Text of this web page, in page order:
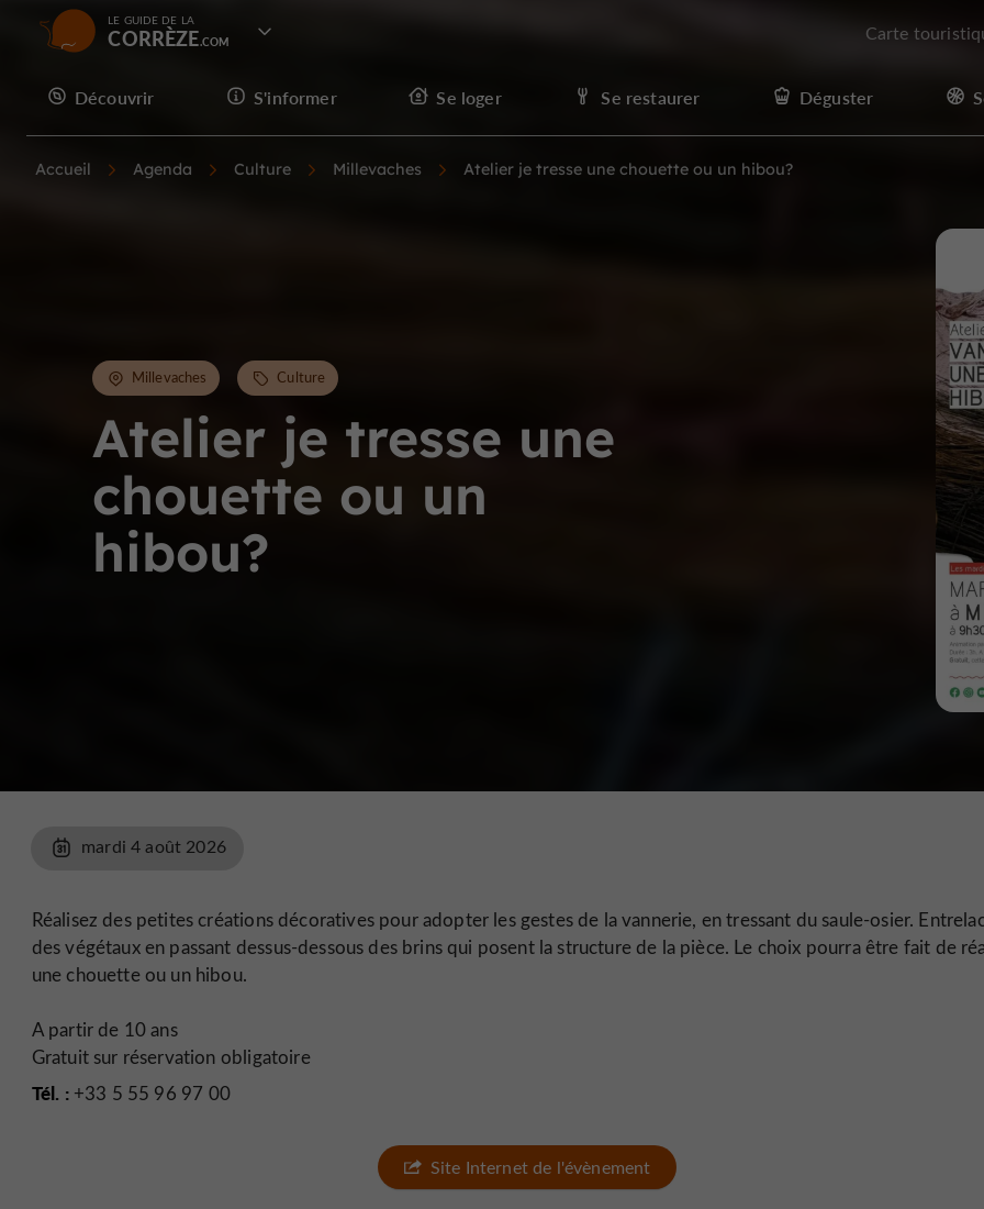
LE GUIDE DE LA
CORRÈZE Carte
Découvrir S'informer Se loger Se restaurer Déguster
Accueil Agenda Culture Millevaches Atelier je tresse une chouette ou un hibou?
Atelier je tresse une
chouette ou un
hibou?
Millevaches Culture
mardi 4 août 2026
Réalisez des petites créations décoratives pour adopter les gestes de la vannerie, en tressant du saule-osier.
des végétaux en passant dessus-dessous des brins qui posent la structure de la pièce. Le choix pourra être fait de
une chouette ou un hibou.
A partir de 10 ans
Gratuit sur réservation obligatoire
Tél. :+33 5 55 96 97 00
Site Internet de l'évènement